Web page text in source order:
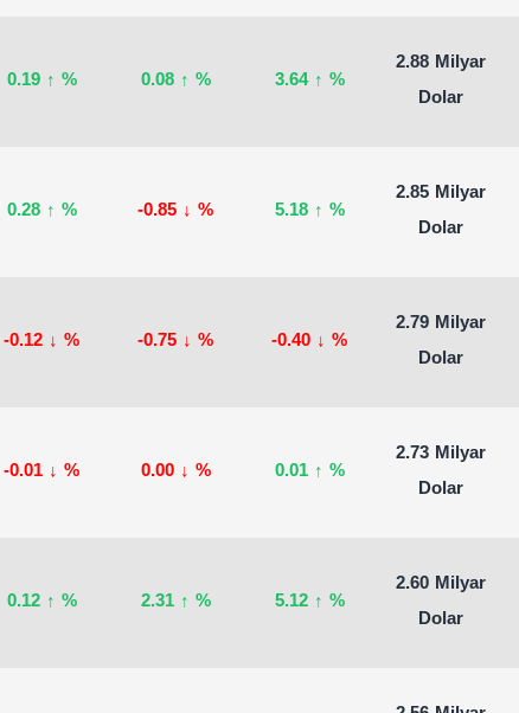
0.19 ↑ % 0.08 ↑ % 3.64 ↑ %
2.88 Milyar
Dolar
0.28 ↑ % -0.85 ↓ % 5.18 ↑ %
2.85 Milyar
Dolar
-0.12 ↓ % -0.75 ↓ % -0.40 ↓ %
2.79 Milyar
Dolar
-0.01 ↓ % 0.00 ↓ % 0.01 ↑ %
2.73 Milyar
Dolar
0.12 ↑ % 2.31 ↑ % 5.12 ↑ %
2.60 Milyar
Dolar